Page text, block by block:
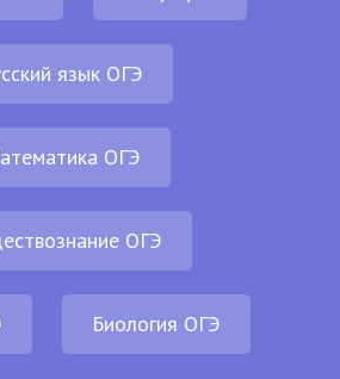
язык ОГЭ
ОГЭ
ОГЭ
Биология ОГЭ